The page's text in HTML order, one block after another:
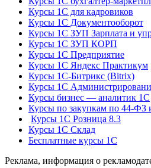
Курсы 1С для кадровиков
Курсы 1С Документооборот
Курсы 1С ЗУП Зарплата и
Курсы 1С ЗУП КОРП
Курсы 1С Предприятие
Курсы 1С Яндекс Практикум
Курсы 1С-Битрикс (Bitrix)
Курсы 1С
Курсы бизнес — аналитик 1С
Курсы по закупкам по 44‑ФЗ
Курсы 1С Розница 8.3
Курсы 1С Склад
Бесплатные курсы 1С
Реклама, информация о